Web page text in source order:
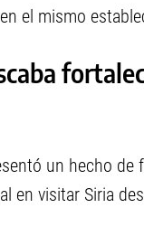
el mismo
un hecho de
en visitar Siria